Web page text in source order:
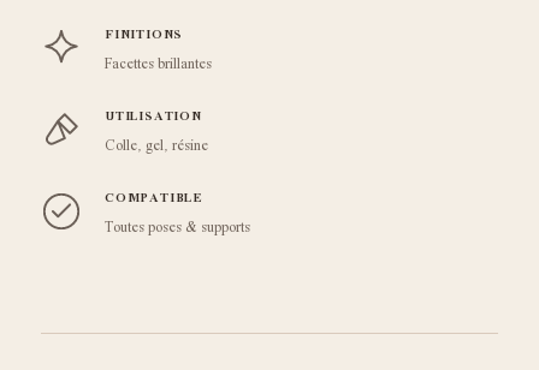
FINITIONS
Facettes brillantes
UTILISATION
Colle, gel, résine
COMPATIBLE
Toutes poses & supports